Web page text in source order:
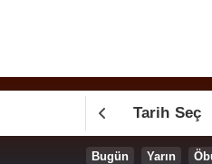
Tarih Seç
Bugün Yarın